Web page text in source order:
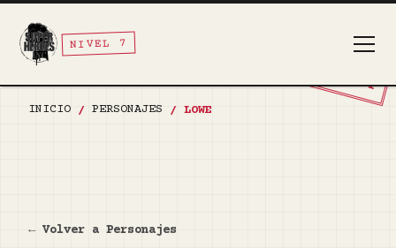
TOP SECRET
NIVEL 7
INICIO / PERSONAJES / LOWE
← Volver a Personajes